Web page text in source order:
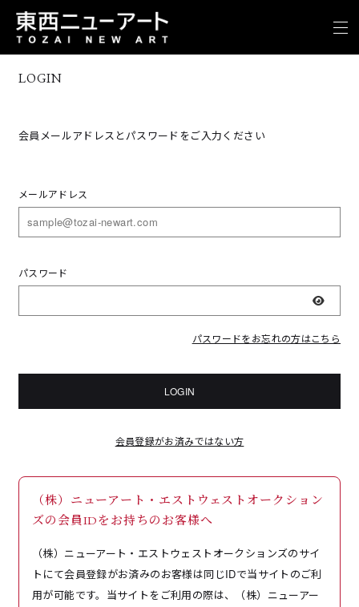
LOGIN
会員メールアドレスとパスワードをご入力ください
メールアドレス
パスワード
表示
パスワードをお忘れの方はこちら
LOGIN
会員登録がお済みではない方
（株）ニューアート・エストウェストオークション
ズの会員IDをお持ちのお客様へ
（株）ニューアート・エストウェストオークションズのサイ
トにて会員登録がお済みのお客様は同じIDで当サイトのご利
用が可能です。当サイトをご利用の際は、（株）ニューアー